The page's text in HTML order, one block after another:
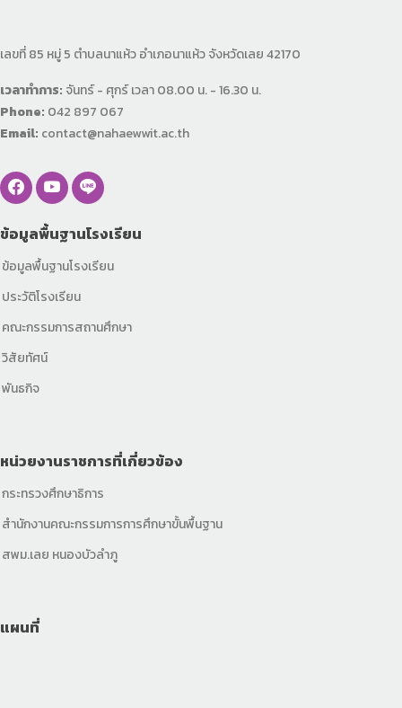
เลขที่ 85 หมู่ 5 ตำบลนาแห้ว อำเภอนาแห้ว จังหวัดเลย 42170
เวลาทำการ: จันทร์ - ศุกร์ เวลา 08.00 น. - 16.30 น.
Phone: 042 897 067
Email: contact@nahaewwit.ac.th
ข้อมูลพื้นฐานโรงเรียน
ข้อมูลพื้นฐานโรงเรียน
ประวัติโรงเรียน
คณะกรรมการสถานศึกษา
วิสัยทัศน์
พันธกิจ
หน่วยงานราชการที่เกี่ยวข้อง
กระทรวงศึกษาธิการ
สำนักงานคณะกรรมการการศึกษาขั้นพื้นฐาน
สพม.เลย หนองบัวลำภู
แผนที่